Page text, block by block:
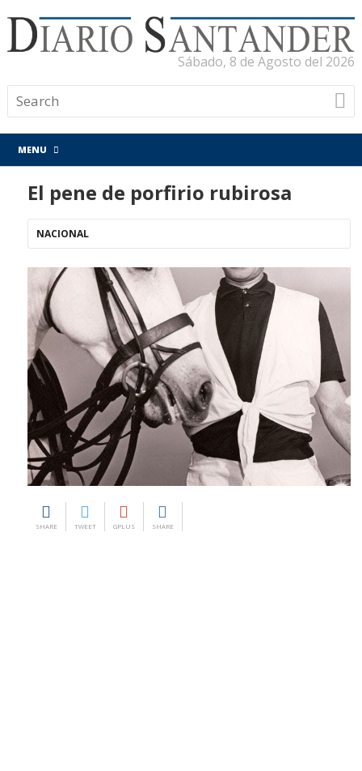
Sábado, 8 de Agosto del 2026
MENU
El pene de porfirio rubirosa
NACIONAL
SHARE TWEET GPLUS SHARE